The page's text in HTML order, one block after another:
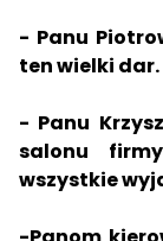
- Panu
ten wielki dar.
- Panu
salonu
wszystkie